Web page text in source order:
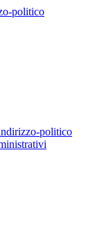
politico
politico